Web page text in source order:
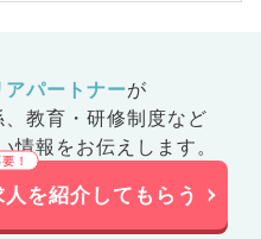
パートナーが
教育・研修制度など
情報をお伝えします。
を紹介してもらう